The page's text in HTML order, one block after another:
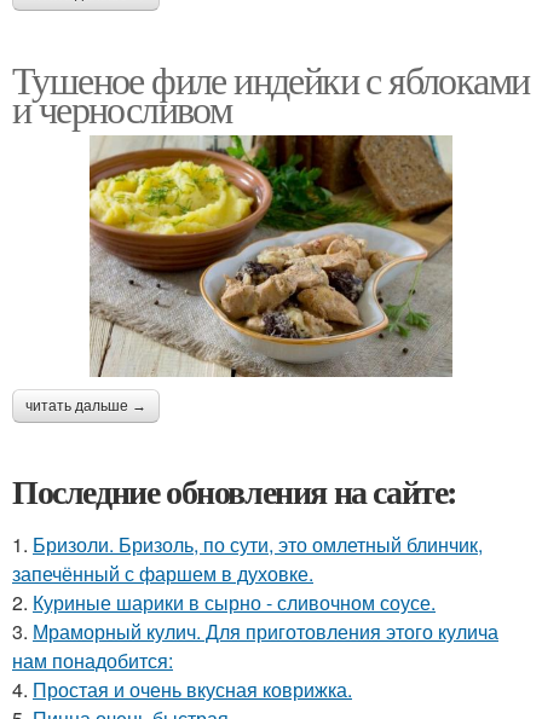
Тушеное филе индейки с яблоками
и черносливом
читать дальше →
Последние обновления на сайте:
1. Бризоли. Бризоль, по сути, это омлетный блинчик,
запечённый с фаршем в духовке.
2. Куриные шарики в сырно - сливочном соусе.
3. Мраморный кулич. Для приготовления этого кулича
нам понадобится:
4. Простая и очень вкусная коврижка.